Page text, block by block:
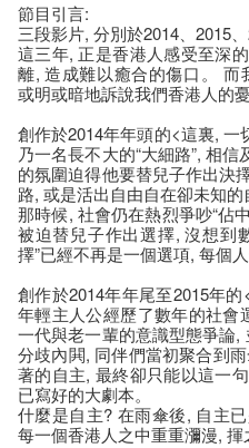
節目引言:
三段影片, 分別於2014、2015、
這三年, 正是香港人感受至深
離, 造成難以癒合的傷口。 而
或明或暗地訴說我們香港人的憂
創作於2014年年頭的<這裏,
乃一名長不大的“大細路”, 相
的氛圍迫得他要替兒子作出決
路, 或是活出自由自在卻未知
那時候, 社會仍在熱烈爭吵“佔
被迫替兒子作出選擇, 沒想到
擇”已經不再是一個選項, 每個
創作於2014年年尾至2015年
年輕主人公經歷了數年的社會
一代與老一輩的意識型態爭論
分歧內閧, 同伴們當初聚合到
著的自主, 最終卻只能以這一
已寫好的大劇本。
什麼是自主? 在雨傘後, 自主
每一個香港人之中重重瀰漫, 揮